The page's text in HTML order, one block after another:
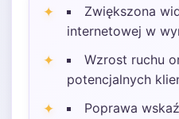
Zwiększona
internetowej w
Wzrost ruchu
potencjalnych
Poprawa